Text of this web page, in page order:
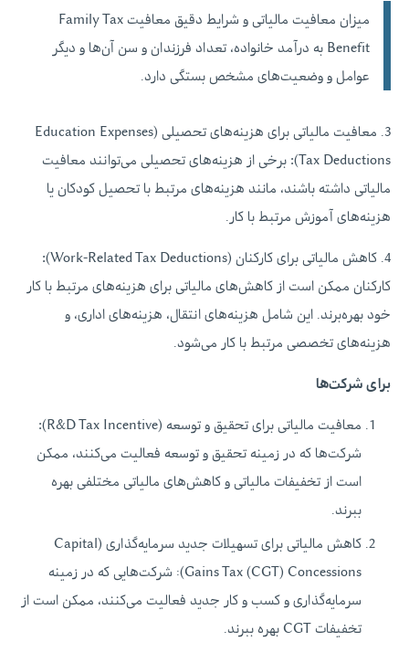
میزان معافیت مالیاتی و شرایط دقیق معافیت Family Tax
Benefit به درآمد خانواده، تعداد فرزندان و سن آن‌ها و دیگر
عوامل و وضعیت‌های مشخص بستگی دارد.
3. معافیت مالیاتی برای هزینه‌های تحصیلی (Education Expenses
Tax Deductions)
: برخی از هزینه‌های تحصیلی می‌توانند معافیت
مالیاتی داشته باشند، مانند هزینه‌های مرتبط با تحصیل کودکان یا
هزینه‌های آموزش مرتبط با کار.
4. کاهش مالیاتی برای کارکنان (Work-Related Tax Deductions)
:
کارکنان ممکن است از کاهش‌های مالیاتی برای هزینه‌های مرتبط با کار
خود بهره‌برند. این شامل هزینه‌های انتقال، هزینه‌های اداری، و
هزینه‌های تخصصی مرتبط با کار می‌شود.
برای شرکت‌ها
معافیت مالیاتی برای تحقیق و توسعه (R&D Tax Incentive)
:
شرکت‌ها که در زمینه تحقیق و توسعه فعالیت می‌کنند، ممکن
است از تخفیفات مالیاتی و کاهش‌های مالیاتی مختلفی بهره‌
ببرند.
کاهش مالیاتی برای تسهیلات جدید سرمایه‌گذاری (Capital
Gains Tax (CGT) Concessions): شرکت‌هایی که در زمینه
سرمایه‌گذاری و کسب و کار جدید فعالیت می‌کنند، ممکن است از
تخفیفات CGT بهره‌ ببرند.